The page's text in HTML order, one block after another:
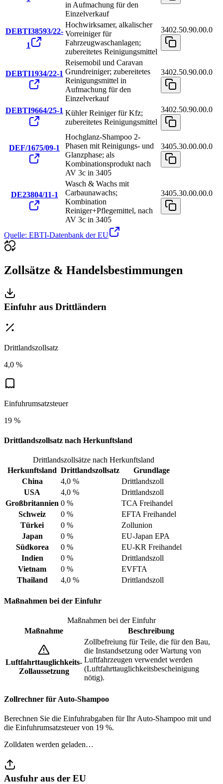
in Aufmachung für den
Einzelverkauf
DEBTI38593/22-
1
Hochwirksamer, alkalischer
Vorreiniger für
Fahrzeugwaschanlagen;
zubereitetes Reinigungsmittel
3402.50.90.00.0
DEBTI1934/22-1
Reisemobil und Caravan
Grundreiniger; zubereitetes
Reinigungsmittel in
Aufmachung für den
Einzelverkauf
3402.50.90.00.0
DEBTI9664/25-1 Kühler Reiniger für Kfz;
zubereitetes Reinigungsmittel
3402.50.90.00.0
DEF/1675/09-1
Hochglanz-Shampoo 2-
Phasen mit Reinigungs- und
Glanzphase; als
Kombinationsprodukt nach
AV 3c in 3405
3405.30.00.00.0
DE23804/11-1
Wasch & Wachs mit
Carbaunawachs;
Kombination
Reiniger+Pflegemittel, nach
AV 3c in 3405
3405.30.00.00.0
Quelle: EBTI-Datenbank der EU
Zollsätze & Handelsbestimmungen
Einfuhr aus Drittländern
Drittlandszollsatz
4,0 %
Einfuhrumsatzsteuer
19 %
Drittlandszollsatz nach Herkunftsland
Drittlandszollsätze nach Herkunftsland
Herkunftsland Drittlandszollsatz
Grundlage
China
4,0 %
Drittlandszoll
USA
4,0 %
Drittlandszoll
Großbritannien 0 %
TCA Freihandel
Schweiz
0 %
EFTA Freihandel
Türkei
0 %
Zollunion
Japan
0 %
EU-Japan EPA
Südkorea
0 %
EU-KR Freihandel
Indien
0 %
Drittlandszoll
Vietnam
0 %
EVFTA
Thailand
4,0 % Drittlandszoll
Maßnahmen bei der Einfuhr
Maßnahmen bei der Einfuhr
Maßnahme
Beschreibung
Luftfahrttauglichkeits-
Zollaussetzung
Zollbefreiung für Teile, die für den Bau,
die Instandsetzung oder Wartung von
Luftfahrzeugen verwendet werden
(Luftfahrttauglichkeitsbescheinigung
nötig).
Zollrechner für Auto-Shampoo
Berechnen Sie die Einfuhrabgaben für Ihr Auto-Shampoo mit und
die Einfuhrumsatzsteuer von 19 %.
Zolldaten werden geladen…
Ausfuhr aus der EU